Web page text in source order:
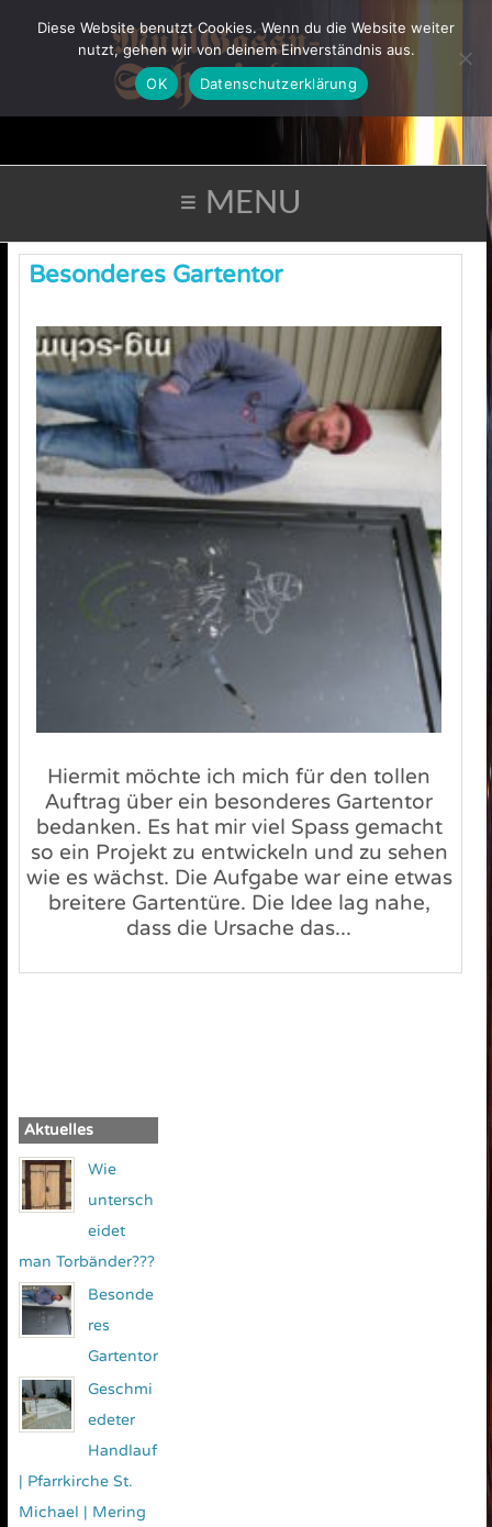
≡ MENU
Besonderes Gartentor
Hiermit möchte ich mich für den tollen
Auftrag über ein besonderes Gartentor
bedanken. Es hat mir viel Spass gemacht
so ein Projekt zu entwickeln und zu sehen
wie es wächst. Die Aufgabe war eine etwas
breitere Gartentüre. Die Idee lag nahe,
dass die Ursache das...
Aktuelles
Wie
untersch
eidet
man Torbänder???
Besonde
res
Gartentor
Geschmi
edeter
Handlauf
| Pfarrkirche St.
Michael | Mering
Diese Website benutzt Cookies. Wenn du die Website weiter
nutzt, gehen wir von deinem Einverständnis aus.
OK
Datenschutzerklärung